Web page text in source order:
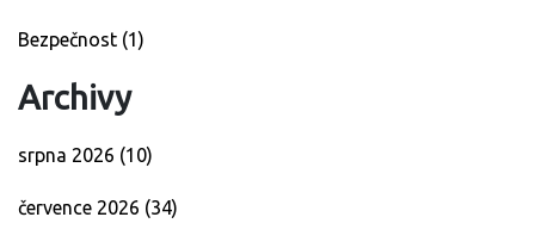
Bezpečnost (1)
Archivy
srpna 2026 (10)
července 2026 (34)